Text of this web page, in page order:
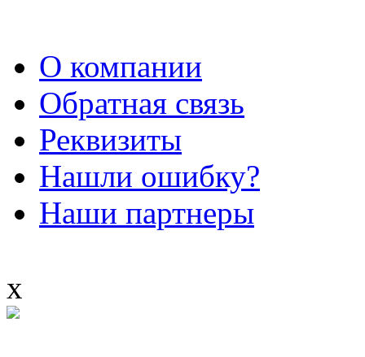
О компании
Обратная связь
Реквизиты
Нашли ошибку?
Наши партнеры
x